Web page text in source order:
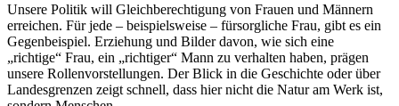
Unsere Politik will Gleichberechtigung von Frauen und Männern
erreichen. Für jede – beispielsweise – fürsorgliche Frau, gibt es ein
Gegenbeispiel. Erziehung und Bilder davon, wie sich eine
„richtige“ Frau, ein „richtiger“ Mann zu verhalten haben, prägen
unsere Rollenvorstellungen. Der Blick in die Geschichte oder über
Landesgrenzen zeigt schnell, dass hier nicht die Natur am Werk ist,